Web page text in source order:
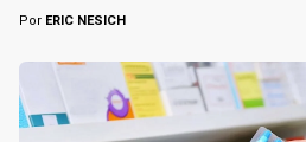
Por ERIC NESICH